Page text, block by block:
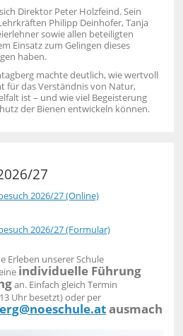
Direktor Peter Holzfeind. Sein
Philipp Deinhofer, Tanja
sowie allen beteiligten
Einsatz zum Gelingen dieses
haben.
machte deutlich, wie wertvoll
für das Verständnis von Natur,
ist – und wie viel Begeisterung
der Bienen entwickeln können.
27
2026/27 (Online)
2026/27 (Formular)
Erleben unserer Schule
individuelle Führung
an. Einfach gleich Termin
Uhr besetzt) oder per